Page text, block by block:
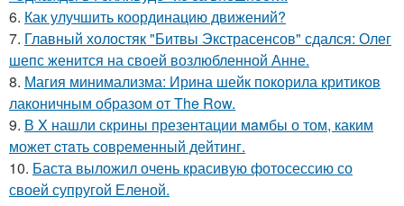
6. Как улучшить координацию движений?
7. Главный холостяк "Битвы Экстрасенсов" сдался: Олег
шепс женится на своей возлюбленной Анне.
8. Магия минимализма: Ирина шейк покорила критиков
лаконичным образом от The Row.
9. В X нашли скрины презентации мaмбы о том, каким
может cтaть совpеменный дейтинг.
10. Баста выложил очень красивую фотосессию со
своей супругой Еленой.